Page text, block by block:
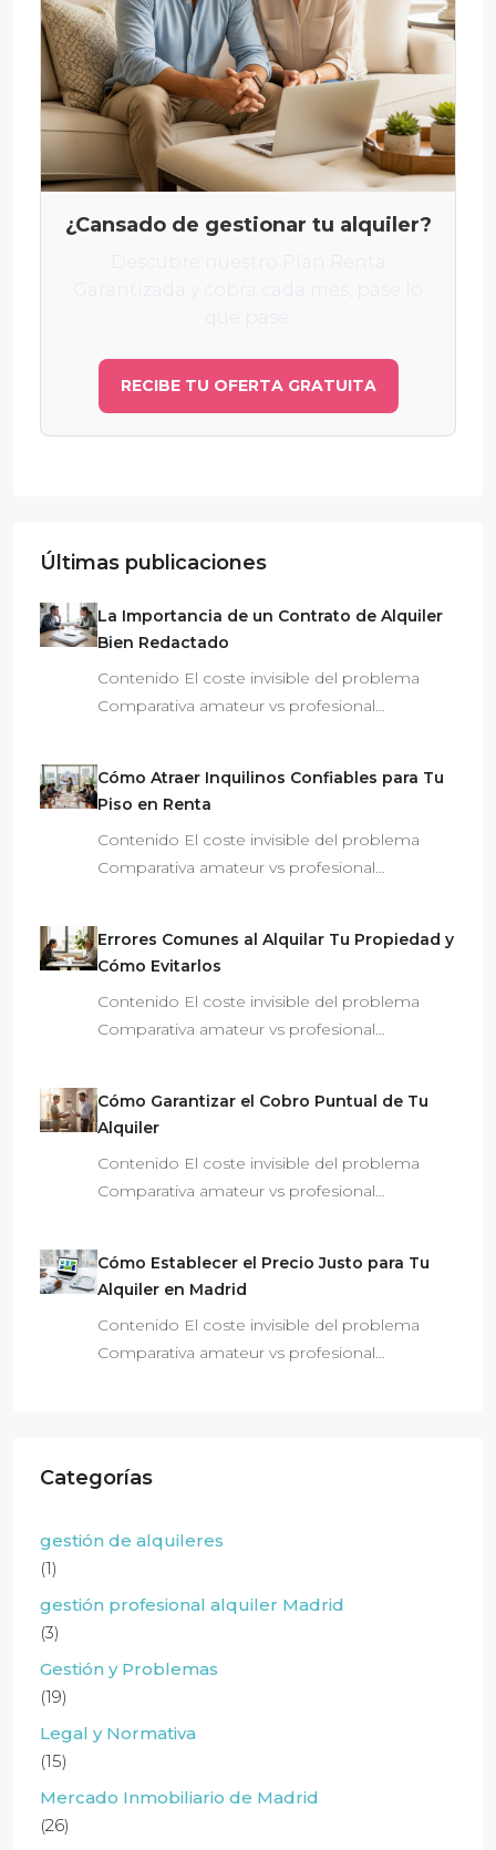
¿Cansado de gestionar tu alquiler?
RECIBE TU OFERTA GRATUITA
Últimas publicaciones
La Importancia de un Contrato de Alquiler
Bien Redactado
Contenido El coste invisible del problema
Comparativa amateur vs profesional…
Cómo Atraer Inquilinos Confiables para Tu
Piso en Renta
Contenido El coste invisible del problema
Comparativa amateur vs profesional…
Errores Comunes al Alquilar Tu Propiedad y
Cómo Evitarlos
Contenido El coste invisible del problema
Comparativa amateur vs profesional…
Cómo Garantizar el Cobro Puntual de Tu
Alquiler
Contenido El coste invisible del problema
Comparativa amateur vs profesional…
Cómo Establecer el Precio Justo para Tu
Alquiler en Madrid
Contenido El coste invisible del problema
Comparativa amateur vs profesional…
Categorías
gestión de alquileres
(1)
gestión profesional alquiler Madrid
(3)
Gestión y Problemas
(19)
Legal y Normativa
(15)
Mercado Inmobiliario de Madrid
(26)